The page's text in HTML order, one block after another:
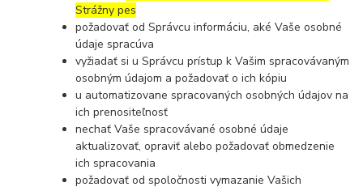
Strážny pes
požadovať od Správcu informáciu, aké Vaše osobné
údaje spracúva
vyžiadať si u Správcu prístup k Vašim spracovávaným
osobným údajom a požadovať o ich kópiu
u automatizovane spracovaných osobných údajov na
ich prenositeľnosť
nechať Vaše spracovávané osobné údaje
aktualizovať, opraviť alebo požadovať obmedzenie
ich spracovania
požadovať od spoločnosti vymazanie Vašich